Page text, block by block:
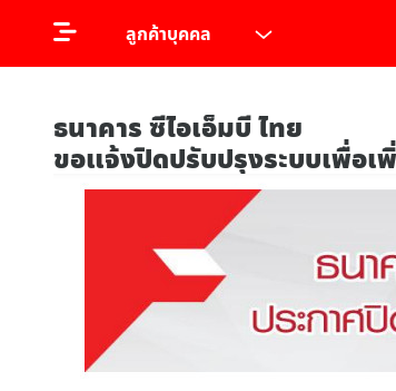
ลูกค้าบุคคล
ธนาคาร ซีไอเอ็มบี ไทย
ขอแจ้งปิดปรับปรุงระบบเพื่อเ